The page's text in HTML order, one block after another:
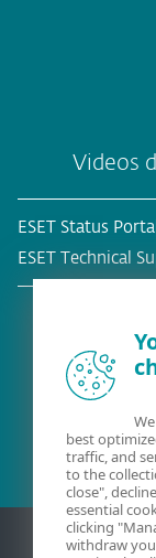
Videos
ESET Status Portal
ESET Technical
best
traffic, and
to the
close",
essential
clicking
withdraw